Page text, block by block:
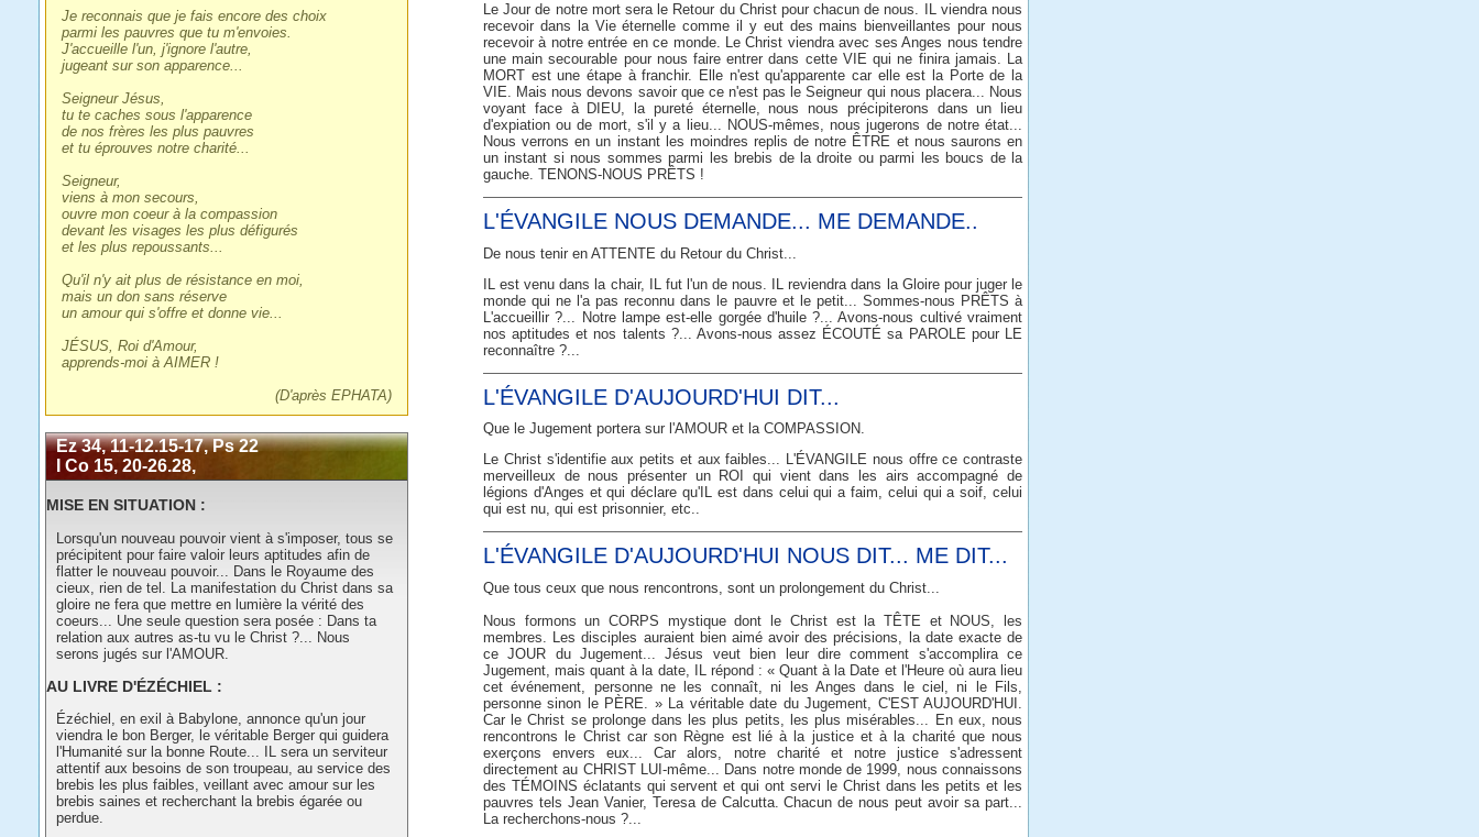
Je reconnais que je fais encore des choix
parmi les pauvres que tu m'envoies.
J'accueille l'un, j'ignore l'autre,
jugeant sur son apparence...
Seigneur Jésus,
tu te caches sous l'apparence
de nos frères les plus pauvres
et tu éprouves notre charité...
Seigneur,
viens à mon secours,
ouvre mon coeur à la compassion
devant les visages les plus défigurés
et les plus repoussants...
Qu'il n'y ait plus de résistance en moi,
mais un don sans réserve
un amour qui s'offre et donne vie...
JÉSUS, Roi d'Amour,
apprends-moi à AIMER !
(D'après EPHATA)
Ez 34, 11-12.15-17, Ps 22
I Co 15, 20-26.28,
MISE EN SITUATION :
Lorsqu'un nouveau pouvoir vient à s'imposer, tous se
précipitent pour faire valoir leurs aptitudes afin de
flatter le nouveau pouvoir... Dans le Royaume des
cieux, rien de tel. La manifestation du Christ dans sa
gloire ne fera que mettre en lumière la vérité des
coeurs... Une seule question sera posée : Dans ta
relation aux autres as-tu vu le Christ ?... Nous
serons jugés sur l'AMOUR.
AU LIVRE D'ÉZÉCHIEL :
Ézéchiel, en exil à Babylone, annonce qu'un jour
viendra le bon Berger, le véritable Berger qui guidera
l'Humanité sur la bonne Route... IL sera un serviteur
attentif aux besoins de son troupeau, au service des
brebis les plus faibles, veillant avec amour sur les
brebis saines et recherchant la brebis égarée ou
perdue.
Le Jour de notre mort sera le Retour du Christ pour chacun de nous. IL viendra nous
recevoir dans la Vie éternelle comme il y eut des mains bienveillantes pour nous
recevoir à notre entrée en ce monde. Le Christ viendra avec ses Anges nous tendre
une main secourable pour nous faire entrer dans cette VIE qui ne finira jamais. La
MORT est une étape à franchir. Elle n'est qu'apparente car elle est la Porte de la
VIE. Mais nous devons savoir que ce n'est pas le Seigneur qui nous placera... Nous
voyant face à DIEU, la pureté éternelle, nous nous précipiterons dans un lieu
d'expiation ou de mort, s'il y a lieu... NOUS-mêmes, nous jugerons de notre état...
Nous verrons en un instant les moindres replis de notre ÊTRE et nous saurons en
un instant si nous sommes parmi les brebis de la droite ou parmi les boucs de la
gauche. TENONS-NOUS PRÊTS !
L'ÉVANGILE NOUS DEMANDE... ME DEMANDE..
De nous tenir en ATTENTE du Retour du Christ...
IL est venu dans la chair, IL fut l'un de nous. IL reviendra dans la Gloire pour juger le
monde qui ne l'a pas reconnu dans le pauvre et le petit... Sommes-nous PRÊTS à
L'accueillir ?... Notre lampe est-elle gorgée d'huile ?... Avons-nous cultivé vraiment
nos aptitudes et nos talents ?... Avons-nous assez ÉCOUTÉ sa PAROLE pour LE
reconnaître ?...
L'ÉVANGILE D'AUJOURD'HUI DIT...
Que le Jugement portera sur l'AMOUR et la COMPASSION.
Le Christ s'identifie aux petits et aux faibles... L'ÉVANGILE nous offre ce contraste
merveilleux de nous présenter un ROI qui vient dans les airs accompagné de
légions d'Anges et qui déclare qu'IL est dans celui qui a faim, celui qui a soif, celui
qui est nu, qui est prisonnier, etc..
L'ÉVANGILE D'AUJOURD'HUI NOUS DIT... ME DIT...
Que tous ceux que nous rencontrons, sont un prolongement du Christ...
Nous formons un CORPS mystique dont le Christ est la TÊTE et NOUS, les
membres. Les disciples auraient bien aimé avoir des précisions, la date exacte de
ce JOUR du Jugement... Jésus veut bien leur dire comment s'accomplira ce
Jugement, mais quant à la date, IL répond : « Quant à la Date et l'Heure où aura lieu
cet événement, personne ne les connaît, ni les Anges dans le ciel, ni le Fils,
personne sinon le PÈRE. » La véritable date du Jugement, C'EST AUJOURD'HUI.
Car le Christ se prolonge dans les plus petits, les plus misérables... En eux, nous
rencontrons le Christ car son Règne est lié à la justice et à la charité que nous
exerçons envers eux... Car alors, notre charité et notre justice s'adressent
directement au CHRIST LUI-même... Dans notre monde de 1999, nous connaissons
des TÉMOINS éclatants qui servent et qui ont servi le Christ dans les petits et les
pauvres tels Jean Vanier, Teresa de Calcutta. Chacun de nous peut avoir sa part...
La recherchons-nous ?...